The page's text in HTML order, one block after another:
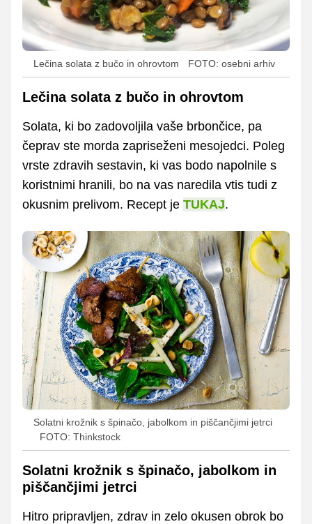
Lečina solata z bučo in ohrovtom FOTO: osebni arhiv
Lečina solata z bučo in ohrovtom
Solata, ki bo zadovoljila vaše brbončice, pa
čeprav ste morda zapriseženi mesojedci. Poleg
vrste zdravih sestavin, ki vas bodo napolnile s
koristnimi hranili, bo na vas naredila vtis tudi z
okusnim prelivom. Recept je TUKAJ.
Solatni krožnik s špinačo, jabolkom in piščančjimi jetrci
FOTO: Thinkstock
Solatni krožnik s špinačo, jabolkom in
piščančjimi jetrci
Hitro pripravljen, zdrav in zelo okusen obrok bo